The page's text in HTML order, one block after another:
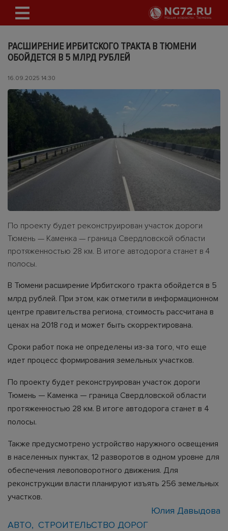
РАСШИРЕНИЕ ИРБИТСКОГО ТРАКТА В ТЮМЕНИ
ОБОЙДЕТСЯ В 5 МЛРД РУБЛЕЙ
16.09.2025 14:30
По проекту будет реконструирован участок дороги
Тюмень — Каменка — граница Свердловской области
протяженностью 28 км. В итоге автодорога станет в 4
полосы.
В Тюмени расширение Ирбитского тракта обойдется в 5
млрд рублей. При этом, как отметили в информационном
центре правительства региона, стоимость рассчитана в
ценах на 2018 год и может быть скорректирована.
Сроки работ пока не определены из-за того, что еще
идет процесс формирования земельных участков.
По проекту будет реконструирован участок дороги
Тюмень — Каменка — граница Свердловской области
протяженностью 28 км. В итоге автодорога станет в 4
полосы.
Также предусмотрено устройство наружного освещения
в населенных пунктах, 12 разворотов в одном уровне для
обеспечения левоповоротного движения. Для
реконструкции власти планируют изъять 256 земельных
участков.
Юлия Давыдова
АВТО
СТРОИТЕЛЬСТВО ДОРОГ